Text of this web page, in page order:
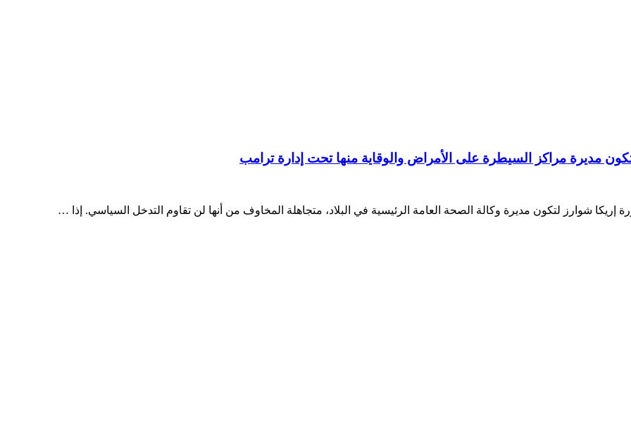
مديرة مراكز السيطرة على الأمراض والوقاية منها تحت إدارة ترامب
شوارز لتكون مديرة وكالة الصحة العامة الرئيسية في البلاد، متجاهلة المخاوف من أنها لن تقاوم التدخل السياسي. إذا …